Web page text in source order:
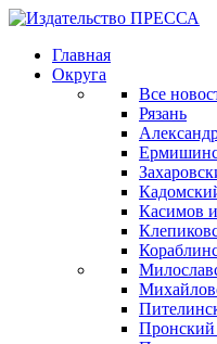
Главная
Округа
Все
Рязань
Касимов
Пронский